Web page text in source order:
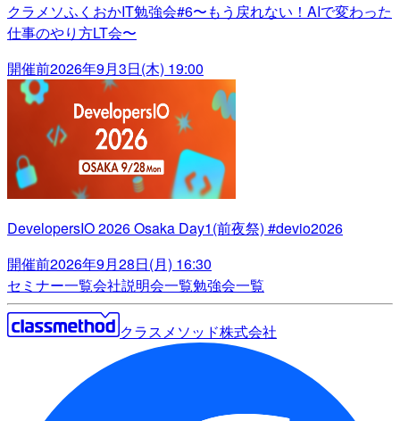
クラメソふくおかIT勉強会#6〜もう戻れない！AIで変わった
仕事のやり方LT会〜
開催前2026年9月3日(木) 19:00
DevelopersIO 2026 Osaka Day1(前夜祭) #devio2026
開催前2026年9月28日(月) 16:30
セミナー一覧会社説明会一覧勉強会一覧
クラスメソッド株式会社